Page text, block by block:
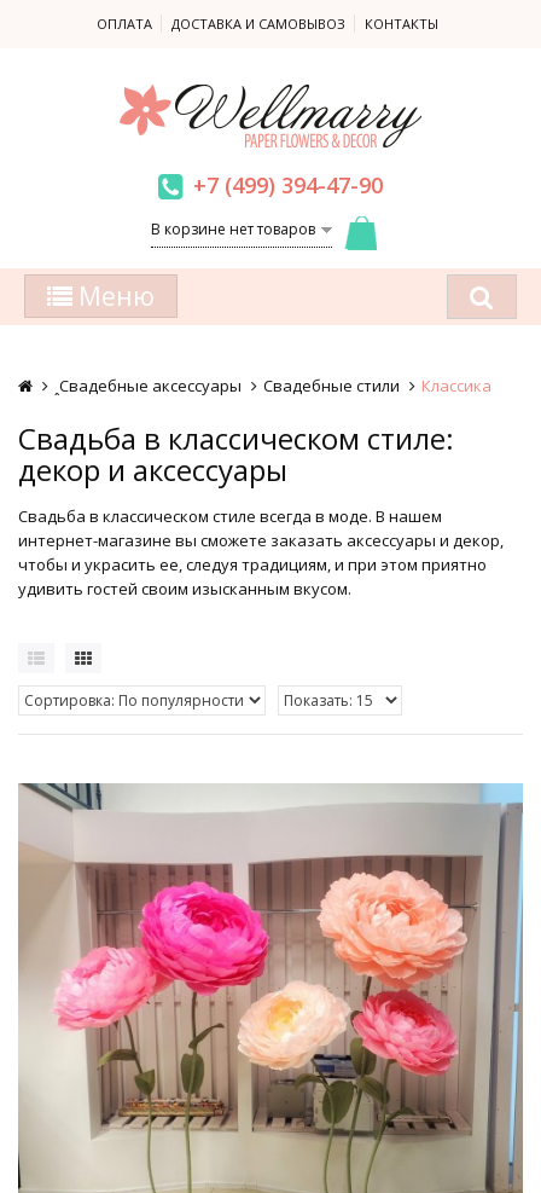
ОПЛАТА ДОСТАВКА И САМОВЫВОЗ КОНТАКТЫ
+7 (499) 394-47-90
В корзине нет товаров
Меню
ꞈСвадебные аксессуары Свадебные стили Классика
Свадьба в классическом стиле:
декор и аксессуары
Свадьба в классическом стиле всегда в моде. В нашем
интернет-магазине вы сможете заказать аксессуары и декор,
чтобы и украсить ее, следуя традициям, и при этом приятно
удивить гостей своим изысканным вкусом.